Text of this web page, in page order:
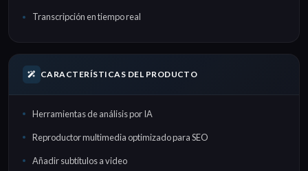
Transcripción en tiempo real
CARACTERÍSTICAS DEL PRODUCTO
Herramientas de análisis por IA
Reproductor multimedia optimizado para SEO
Añadir subtítulos a video